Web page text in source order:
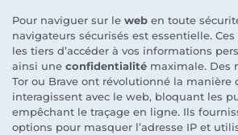
Pour naviguer sur le web en toute
navigateurs sécurisés est essentielle.
les tiers d’accéder à vos informations
ainsi une confidentialité maximale. Des
Tor ou Brave ont révolutionné la manière
interagissent avec le web, bloquant les
empêchant le traçage en ligne. Ils
options pour masquer l’adresse IP et